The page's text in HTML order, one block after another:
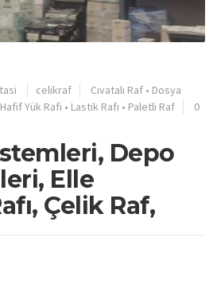
celikraf Cıvatalı Raf • Dosya
Hafif Yük Rafi • Lastik Rafı • Paletli Raf
0
Depo
Elle
Çelik Raf,